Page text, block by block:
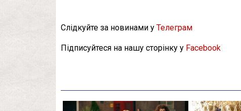
Слідкуйте за новинами у Телеграм
Підписуйтеся на нашу сторінку у Facebook